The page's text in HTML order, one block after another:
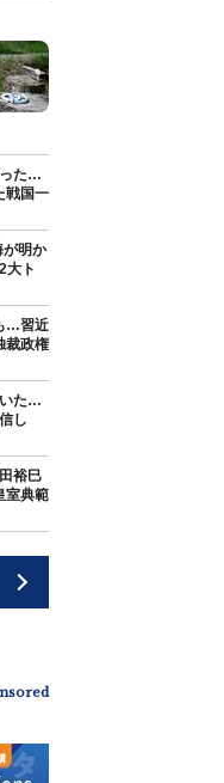
った…
戦国一
明か
大ト
…習近
裁政権
いた…
し
裕巳
室典範